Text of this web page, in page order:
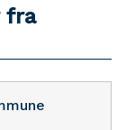
fra